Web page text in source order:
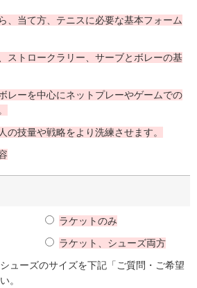
、当て方、テニスに必要な基本フォーム
ストロークラリー、サーブとボレーの基
レーを中心にネットプレーやゲームでの
の技量や戦略をより洗練させます。
ラケットのみ
ラケット、シューズ両方
ューズのサイズを下記「ご質問・ご希望
。